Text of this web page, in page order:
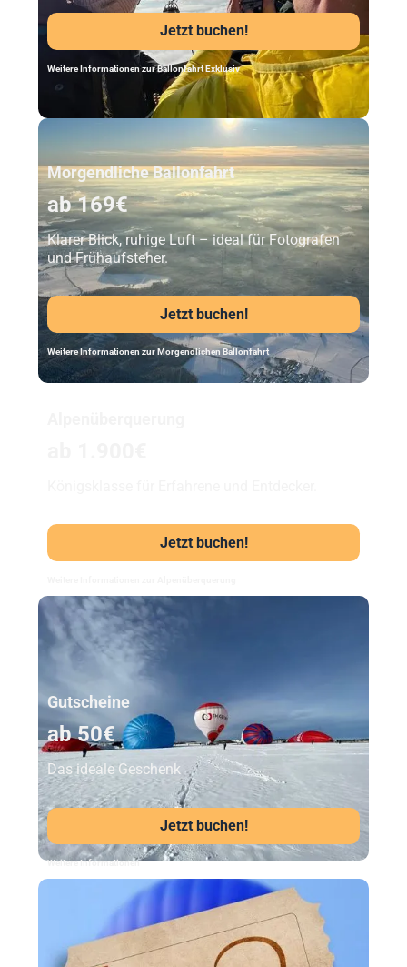
Jetzt buchen!
Weitere Informationen zur Ballonfahrt Exklusiv
Morgendliche Ballonfahrt
ab 169€
Klarer Blick, ruhige Luft – ideal für Fotografen
und Frühaufsteher.
Jetzt buchen!
Weitere Informationen zur Morgendlichen Ballonfahrt
Jetzt buchen!
Unser Beststeller
Gutscheine
ab 50€
Das ideale Geschenk
Jetzt buchen!
Weitere Informationen